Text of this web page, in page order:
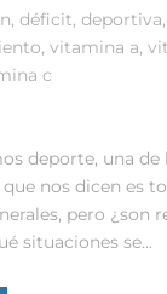
, déficit, deportiva,
, vitamina a,
c
deporte, una de
nos dicen es
pero ¿son
situaciones se...